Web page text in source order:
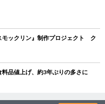
モックリン』制作プロジェクト ク
品値上げ、約3年ぶりの多さに